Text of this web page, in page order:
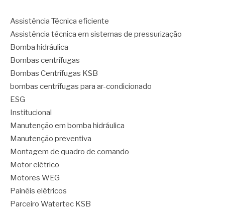
Assistência Técnica eficiente
Assistência técnica em sistemas de pressurização
Bomba hidráulica
Bombas centrífugas
Bombas Centrífugas KSB
bombas centrífugas para ar-condicionado
ESG
Institucional
Manutenção em bomba hidráulica
Manutenção preventiva
Montagem de quadro de comando
Motor elétrico
Motores WEG
Painéis elétricos
Parceiro Watertec KSB